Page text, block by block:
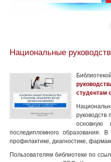
Национальные
студентам
основную
последипломного образования.
профилактике, диагностике,
Пользователям библиотеки по